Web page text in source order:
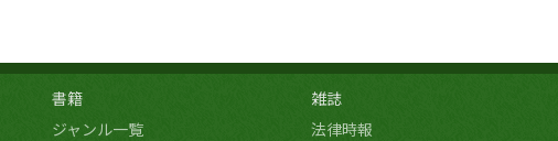
書籍
ジャンル一覧
雑誌
法律時報